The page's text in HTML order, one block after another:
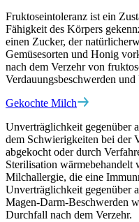
Fruktoseintoleranz ist ein
Fähigkeit des Körpers
einen Zucker, der
Gemüsesorten und Honig
nach dem Verzehr von
Verdauungsbeschwerden
Gekochte Milch
Unverträglichkeit gegenüber
dem Schwierigkeiten bei der
abgekocht oder durch
Sterilisation wärmebehandelt
Milchallergie, die eine
Unverträglichkeit gegenüber
Magen-Darm-Beschwerden
Durchfall nach dem Verzehr.